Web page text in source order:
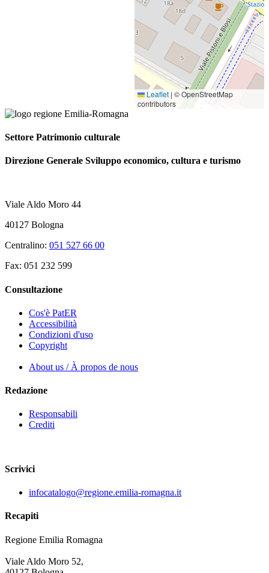
Leaflet | © OpenStreetMap
contributors
Settore Patrimonio culturale
Direzione Generale Sviluppo economico, cultura e turismo
Viale Aldo Moro 44
40127 Bologna
Centralino: 051 527 66 00
Fax: 051 232 599
Consultazione
Cos'è PatER
Accessibilità
Condizioni d'uso
Copyright
About us / À propos de nous
Redazione
Responsabili
Crediti
Scrivici
infocatalogo@regione.emilia-romagna.it
Recapiti
Regione Emilia Romagna
Viale Aldo Moro 52,